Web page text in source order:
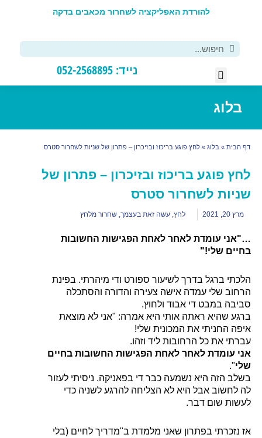
להורדת האפליקציה לשחרור מכאבים בדקה
נייד: 052-2568895
» בלוג»לחץ פוגע בריכוז ובזיכרון – פתרון של שניות לשחרור סטרס
פוגע בריכוז ובזיכרון – פתרון של
לשחרור סטרס
לחץ עשה זאת בעצמך,שחרור מלחץ
עומדת לאחר לאחת הפגישות החשובות
שלי!"
ברגל בדרך לשיעור ספורט ודי מיהרתי. בפינת
שלי עמדה אישה צעירה והדורה והסתכלה
במבט די אבוד ולחוץ.
שהיא ראתה אותי היא אמרה: "אני לא מוצאת
החניתי את המכונית שלי!
את כל הרחובות ליד וזהו.
עומדת לאחר לאחת הפגישות החשובות בחיים
הזה היא נשמעה כבר די בפאניקה. ניסיתי לעזור
אבל היא לא הצליחה להרגע לשניה כדי
שום דבר.
בפתרון שאני מלמדת ב"מדריך לחיים (בלי